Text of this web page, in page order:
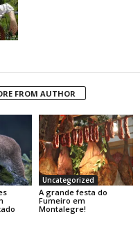
FROM AUTHOR
Uncategorized
A grande festa do
Fumeiro em
Montalegre!